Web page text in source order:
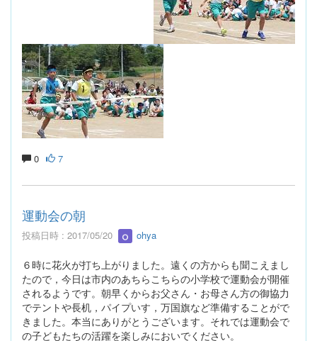
0 7
運動会の朝
投稿日時 : 2017/05/20 ohya
６時に花火が打ち上がりました。遠くの方からも聞こえまし
たので，今日は市内のあちらこちらの小学校で運動会が開催
されるようです。朝早くからお父さん・お母さん方の御協力
でテントや長机，パイプいす，万国旗など準備することがで
きました。本当にありがとうございます。それでは運動会で
の子どもたちの活躍を楽しみにおいでください。